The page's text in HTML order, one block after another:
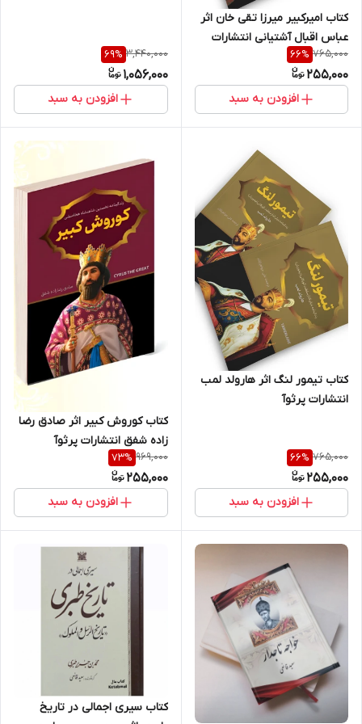
کتاب امیرکبیر میرزا تقی خان اثر
عباس اقبال آشتیانی انتشارات
765,000
66%
255,000
افزودن به سبد
3,440,000
69%
1,056,000
افزودن به سبد
کتاب تیمور لنگ اثر هارولد لمب
انتشارات پرثوآ
765,000
66%
255,000
افزودن به سبد
کتاب کوروش کبیر اثر صادق رضا
زاده شفق انتشارات پرثوآ
969,000
73%
255,000
افزودن به سبد
کتاب سیری اجمالی در تاریخ